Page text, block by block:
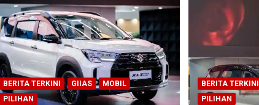
BERITA TERKINI GIIAS
MOBIL
PILIHAN
BERITA TERKINI
PILIHAN